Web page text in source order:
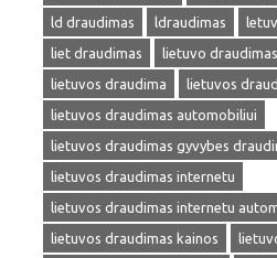
ld draudimas
ldraudimas
liet draudimas
lietuvo draudimas
lietuvos draudima
lietuvos
lietuvos draudimas automobiliui
lietuvos draudimas gyvybes
lietuvos draudimas internetu
lietuvos draudimas internetu
lietuvos draudimas kainos